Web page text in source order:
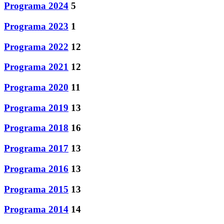
Programa 2024 5
Programa 2023 1
Programa 2022 12
Programa 2021 12
Programa 2020 11
Programa 2019 13
Programa 2018 16
Programa 2017 13
Programa 2016 13
Programa 2015 13
Programa 2014 14